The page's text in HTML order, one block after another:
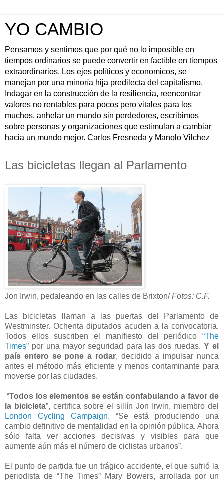
YO CAMBIO
Pensamos y sentimos que por qué no lo imposible en
tiempos ordinarios se puede convertir en factible en tiempos
extraordinarios. Los ejes políticos y economicos, se
manejan por una minoría hija predilecta del capitalismo.
Indagar en la construcción de la resiliencia, reencontrar
valores no rentables para pocos pero vitales para los
muchos, anhelar un mundo sin perdedores, escribimos
sobre personas y organizaciones que estimulan a cambiar
hacia un mundo mejor. Carlos Fresneda y Manolo Vilchez
Las bicicletas llegan al Parlamento
Jon Irwin, pedaleando en las calles de Brixton/Fotos: C.F.
Las bicicletas llaman a las puertas del Parlamento de
Westminster. Ochenta diputados acuden a la convocatoria.
Todos ellos suscriben el manifiesto del periódico “The
Times” por una mayor seguridad para las dos ruedas.Y el
país entero se pone a rodar, decidido a impulsar nunca
antes el método más eficiente y menos contaminante para
moverse por las ciudades.
“Todos los elementos se están confabulando a favor de
la bicicleta”, certifica sobre el sillín Jon Irwin, miembro del
London Cycling Campaign. “Se está produciendo una
cambio definitivo de mentalidad en la opinión pública. Ahora
sólo falta ver acciones decisivas y visibles para que
aumente aún más el número de ciclistas urbanos”.
El punto de partida fue un trágico accidente, el que sufrió la
periodista de “The Times” Mary Bowers, arrollada por un